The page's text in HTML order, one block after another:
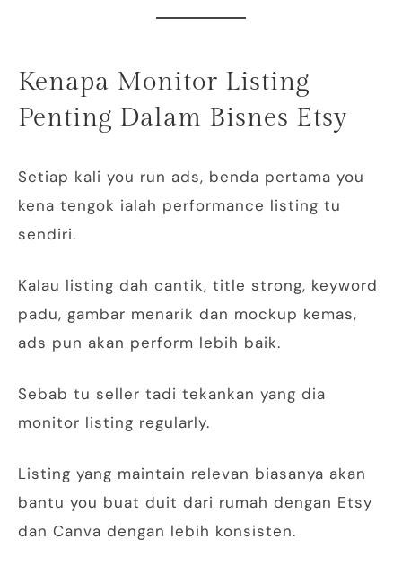
Kenapa Monitor Listing
Penting Dalam Bisnes Etsy
Setiap kali you run ads, benda pertama you
kena tengok ialah performance listing tu
sendiri.
Kalau listing dah cantik, title strong, keyword
padu, gambar menarik dan mockup kemas,
ads pun akan perform lebih baik.
Sebab tu seller tadi tekankan yang dia
monitor listing regularly.
Listing yang maintain relevan biasanya akan
bantu you buat duit dari rumah dengan Etsy
dan Canva dengan lebih konsisten.